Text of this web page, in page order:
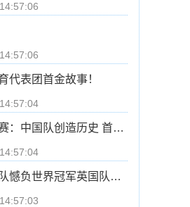
代表团首金故事！
花样滑冰团体赛：中国队创造历史 首次晋级自由滑
中国冰壶混双队憾负世界冠军英国队基本无缘四强